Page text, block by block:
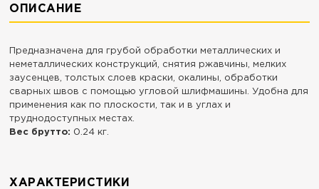
ОПИСАНИЕ
Предназначена для грубой обработки металлических и
неметаллических конструкций, снятия ржавчины, мелких
заусенцев, толстых слоев краски, окалины, обработки
сварных швов с помощью угловой шлифмашины. Удобна для
применения как по плоскости, так и в углах и
труднодоступных местах.
Вес брутто: 0.24 кг.
ХАРАКТЕРИСТИКИ